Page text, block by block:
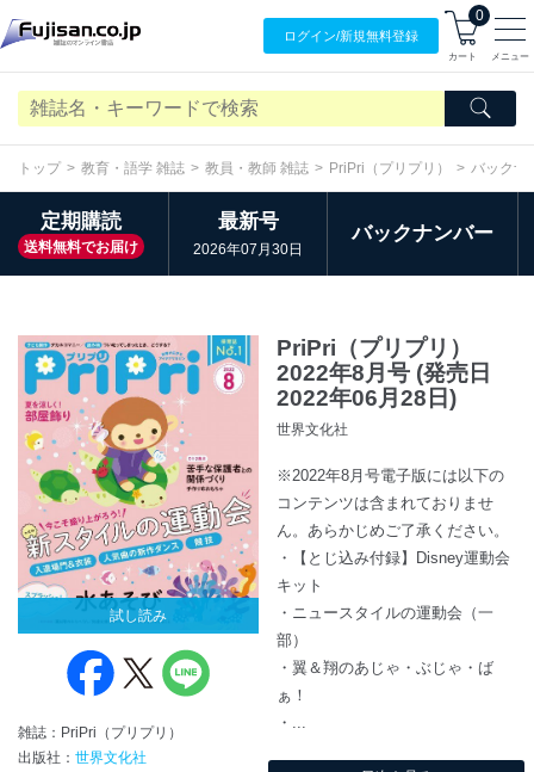
ログイン/新規無料登録
0
カート メニュー
トップ 教育・語学 雑誌 教員・教師 雑誌 PriPri（プリプリ） バックナ
定期購読
送料無料でお届け
最新号
2026年07月30日
バックナンバー
試し読み
雑誌：PriPri（プリプリ）
出版社： 世界文化社
PriPri（プリプリ）
2022年8月号 (発売日
2022年06月28日)
世界文化社
※2022年8月号電子版には以下の
コンテンツは含まれておりませ
ん。あらかじめご了承ください。
・【とじ込み付録】Disney運動会
キット
・ニュースタイルの運動会（一
部）
・翼＆翔のあじゃ・ぶじゃ・ば
ぁ！
・...